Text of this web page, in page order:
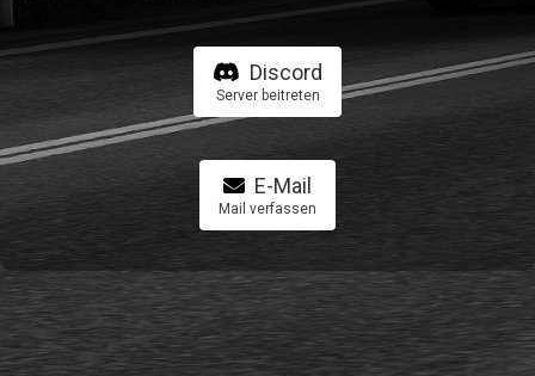
Discord
Server beitreten
E-Mail
Mail verfassen